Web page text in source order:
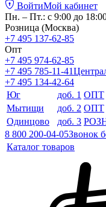
ВойтиМой кабинет
Пн. – Пт.: с 9:00 до
Розница (Москва)
+7 495 137-62-85
Опт
+7 495 974-62-85
+7 495 785-11-41
+7 495 134-42-64
Юг
доб. 1 ОПТ
Мытищи
доб. 2 ОПТ
Одинцово
доб. 3
8 800 200-04-05Звонок
Каталог товаров